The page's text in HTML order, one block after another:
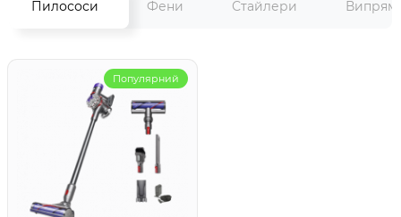
Пилососи Фени Стайлери
Популярний